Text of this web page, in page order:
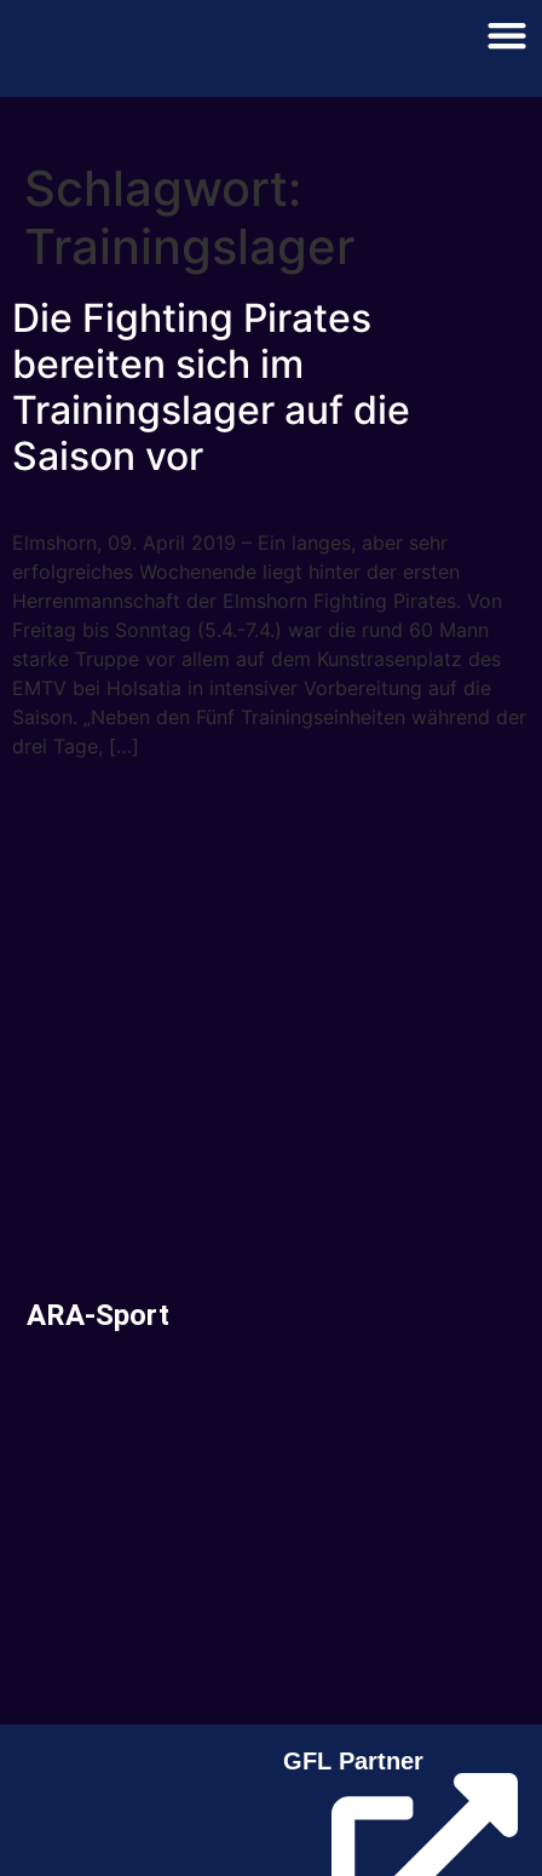
Schlagwort:
Trainingslager
Die Fighting Pirates
bereiten sich im
Trainingslager auf die
Saison vor
Elmshorn, 09. April 2019 – Ein langes, aber sehr
erfolgreiches Wochenende liegt hinter der ersten
Herrenmannschaft der Elmshorn Fighting Pirates. Von
Freitag bis Sonntag (5.4.-7.4.) war die rund 60 Mann
starke Truppe vor allem auf dem Kunstrasenplatz des
EMTV bei Holsatia in intensiver Vorbereitung auf die
Saison. „Neben den Fünf Trainingseinheiten während der
drei Tage, […]
ARA-Sport
GFL Partner